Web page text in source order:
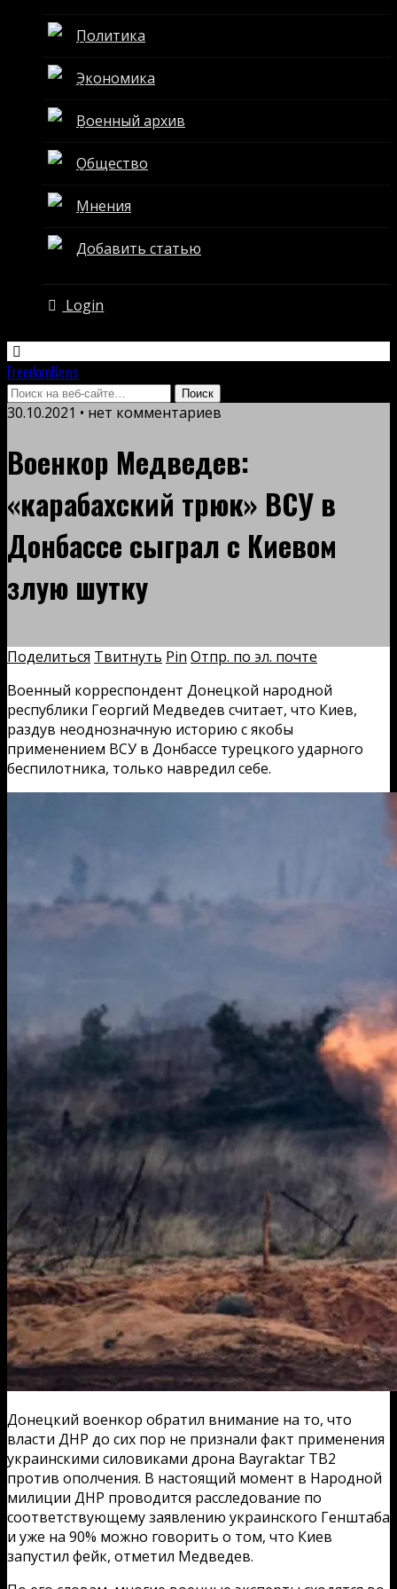
Политика
Экономика
Военный архив
Общество
Мнения
Добавить статью
Login
FreedomNews
30.10.2021 • нет комментариев
Военкор Медведев:
«карабахский трюк» ВСУ в
Донбассе сыграл с Киевом
злую шутку
Поделиться Твитнуть Pin Отпр. по эл. почте
Военный корреспондент Донецкой народной
республики Георгий Медведев считает, что Киев,
раздув неоднозначную историю с якобы
применением ВСУ в Донбассе турецкого ударного
беспилотника, только навредил себе.
Донецкий военкор обратил внимание на то, что
власти ДНР до сих пор не признали факт применения
украинскими силовиками дрона Bayraktar TB2
против ополчения. В настоящий момент в Народной
милиции ДНР проводится расследование по
соответствующему заявлению украинского Генштаба
и уже на 90% можно говорить о том, что Киев
запустил фейк, отметил Медведев.